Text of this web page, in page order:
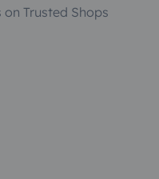
Trusted Shops